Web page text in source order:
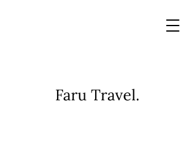
Faru Travel.